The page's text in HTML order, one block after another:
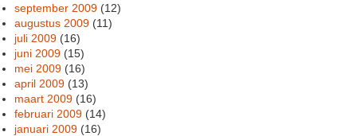
september 2009 (12)
augustus 2009 (11)
juli 2009 (16)
juni 2009 (15)
mei 2009 (16)
april 2009 (13)
maart 2009 (16)
februari 2009 (14)
januari 2009 (16)